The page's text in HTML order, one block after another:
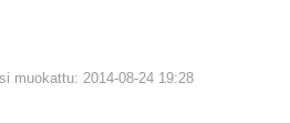
muokattu: 2014-08-24 19:28